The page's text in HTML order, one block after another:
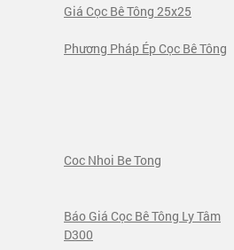
Giá Cọc Bê Tông 25x25
Phương Pháp Ép Cọc Bê Tông
Coc Nhoi Be Tong
Báo Giá Cọc Bê Tông Ly Tâm
D300